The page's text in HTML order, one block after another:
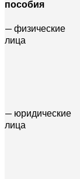
пособия
— физические
лица
— юридические
лица